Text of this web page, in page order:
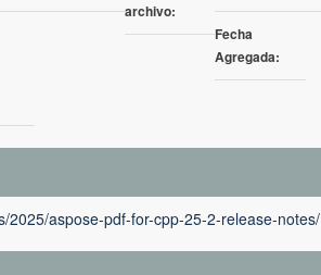
archivo:
Fecha
Agregada:
aspose-pdf-for-cpp-25-2-release-notes/